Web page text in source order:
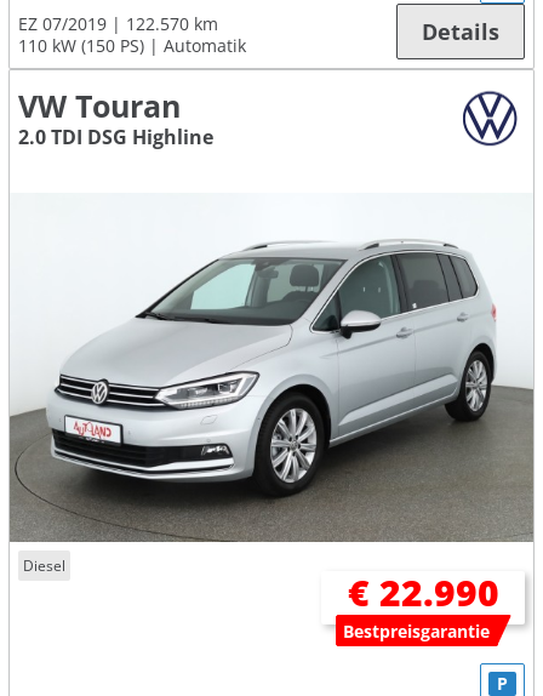
EZ 07/2019
122.570 km
110 kW (150 PS)
Automatik Details
VW Touran
2.0 TDI DSG Highline
Diesel
€ 22.990
Bestpreisgarantie
P